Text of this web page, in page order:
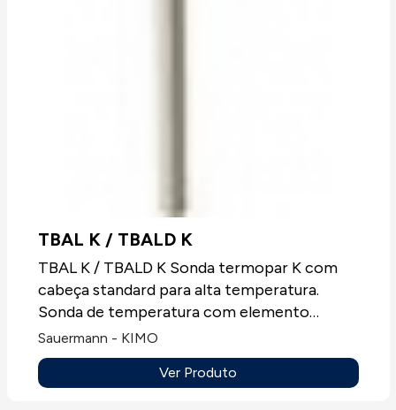
TBAL K / TBALD K
TBAL K / TBALD K Sonda termopar K com
cabeça standard para alta temperatura.
Sonda de temperatura com elemento
sensível termopar T, J, K ou N, sempre sem
mostrador.Aplicações: Todos os tipos de
aplicações.
Sauermann - KIMO
Ver Produto